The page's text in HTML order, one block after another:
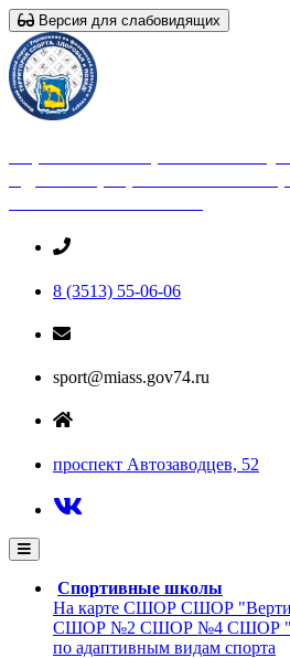
Версия для слабовидящих
8 (3513) 55-06-06
sport@miass.gov74.ru
проспект Автозаводцев, 52
Спортивные школы
На карте СШОР СШОР
СШОР №2 СШОР №4 СШОР
по адаптивным видам спорта